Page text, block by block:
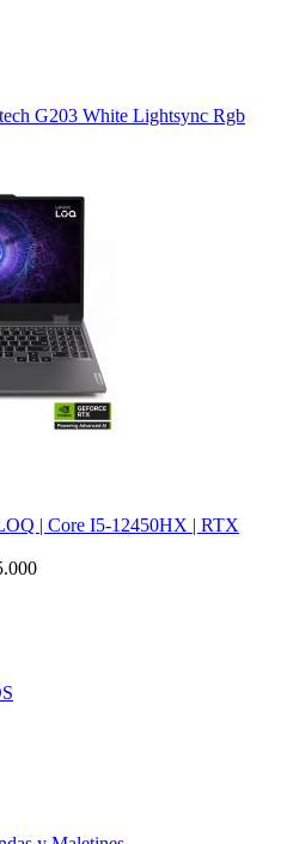
G203 White Lightsync Rgb
| Core I5-12450HX | RTX